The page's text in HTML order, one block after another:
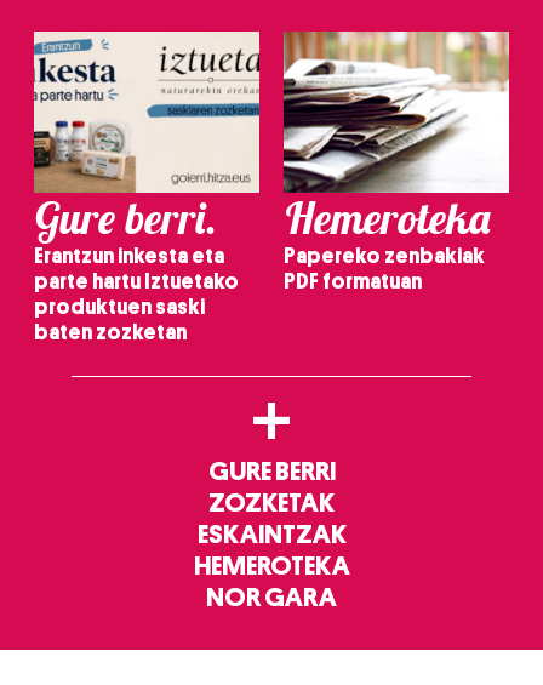
Gure berri.
Erantzun inkesta eta
parte hartu Iztuetako
produktuen saski
baten zozketan
Hemeroteka
Papereko zenbakiak
PDF formatuan
+
GURE BERRI
ZOZKETAK
ESKAINTZAK
HEMEROTEKA
NOR GARA